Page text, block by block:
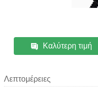
Καλύτερη τιμή
Λεπτομέρειες